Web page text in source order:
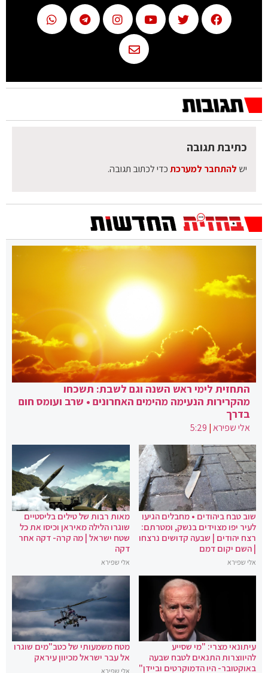
כתיבת תגובה
יש להתחבר למערכתכדי לכתוב תגובה.
התחזית לימי ראש השנה וגם לשבת: תשכחו
מהקרירות הנעימה מהימים האחרונים • שרב ועומס חום
בדרך
אלי שפירא|
5:29
שוב טבח ביהודים • מחבלים הגיעו
לעיר יפו מצוידים בנשק, ומטרתם:
רצח יהודים | שבעה קדושים נרצחו
| השם יקום דמם
אלי שפירא
מאות רבות של טילים בליסטיים
שוגרו הלילה מאיראן וכיסו את כל
שטח ישראל | מה קרה- דקה אחר
דקה
אלי שפירא
עיתונאי מצרי: "מי שסייע
להיווצרות התנאים לטבח שבעה
באוקטובר- היו הדמוקרטים וביידן"
מטח משמעותי של כטב"מים שוגרו
אל עבר ישראל מכיוון עיראק
אלי שפירא